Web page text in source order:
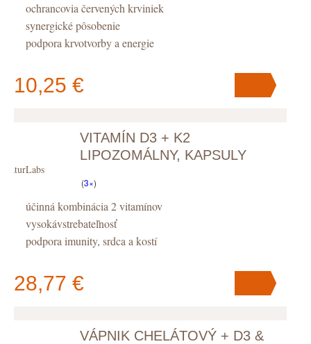
ochrancovia červených krviniek
synergické pôsobenie
podpora krvotvorby a energie
10,25 €
V košíku máteks.
VITAMÍN D3 + K2
LIPOZOMÁLNY, KAPSULY
NaturLabs
(3×)
účinná kombinácia 2 vitamínov
vysokávstrebateľnosť
podpora imunity, srdca a kostí
28,77 €
VÁPNIK CHELÁTOVÝ + D3 &